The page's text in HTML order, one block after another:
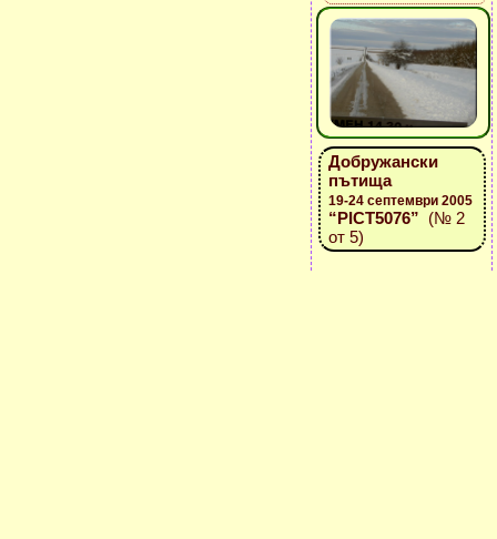
Добружански
пътища
19-24 септември 2005
“PICT5076” (№ 2
от 5)